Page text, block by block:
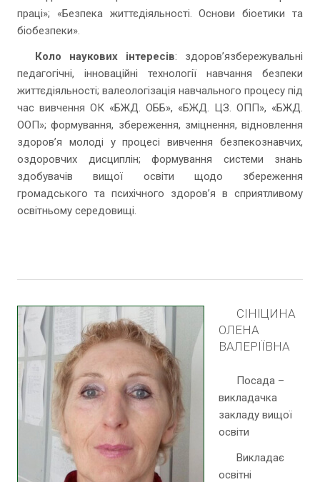
праці»; «Безпека життєдіяльності. Основи біоетики та
біобезпеки».
Коло наукових інтересів: здоровʼязбережувальні
педагогічні, інноваційні технології навчання безпеки
життєдіяльності; валеологізація навчального процесу під
час вивчення ОК «БЖД. ОББ», «БЖД. ЦЗ. ОПП», «БЖД.
ООП»; формування, збереження, зміцнення, відновлення
здоровʼя молоді у процесі вивчення безпекознавчих,
оздоровчих дисциплін; формування системи знань
здобувачів вищої освіти щодо збереження
громадського та психічного здоров’я в сприятливому
освітньому середовищі.
СІНІЦИНА
ОЛЕНА
ВАЛЕРІЇВНА
Посада –
викладачка
закладу вищої
освіти
Викладає
освітні